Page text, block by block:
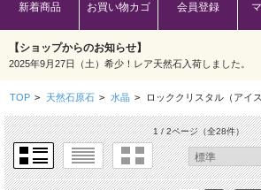
新着商品 お買い物カゴ 会員登録
【ショップからのお知らせ】
2025年9月27日（土）希少！レア天然石入荷しました。
TOP > 天然石原石 > 水晶 > ロッククリスタル（アイ
1 / 2ページ（全28件）